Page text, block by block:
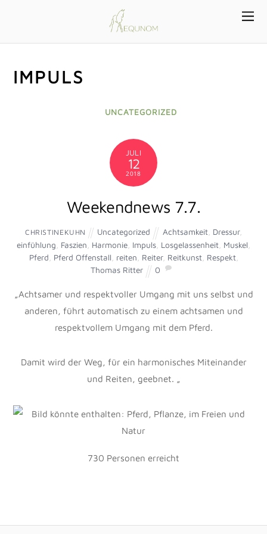
IMPULS
UNCATEGORIZED
JULI
12
2018
Weekendnews 7.7.
CHRISTINEKUHN Uncategorized Achtsamkeit, Dressur,
einfühlung, Faszien, Harmonie, Impuls, Losgelassenheit, Muskel,
Pferd, Pferd Offenstall, reiten, Reiter, Reitkunst, Respekt,
Thomas Ritter
0
„Achtsamer und respektvoller Umgang mit uns selbst und
anderen, führt automatisch zu einem achtsamen und
respektvollem Umgang mit dem Pferd.
Damit wird der Weg, für ein harmonisches Miteinander
und Reiten, geebnet. „
730 Personen erreicht